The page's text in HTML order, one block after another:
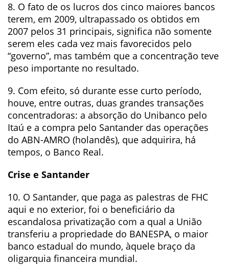
8. O fato de os lucros dos cinco maiores bancos
terem, em 2009, ultrapassado os obtidos em
2007 pelos 31 principais, significa não somente
serem eles cada vez mais favorecidos pelo
“governo”, mas também que a concentração teve
peso importante no resultado.
9. Com efeito, só durante esse curto período,
houve, entre outras, duas grandes transações
concentradoras: a absorção do Unibanco pelo
Itaú e a compra pelo Santander das operações
do ABN-AMRO (holandês), que adquirira, há
tempos, o Banco Real.
Crise e Santander
10. O Santander, que paga as palestras de FHC
aqui e no exterior, foi o beneficiário da
escandalosa privatização com a qual a União
transferiu a propriedade do BANESPA, o maior
banco estadual do mundo, àquele braço da
oligarquia financeira mundial.